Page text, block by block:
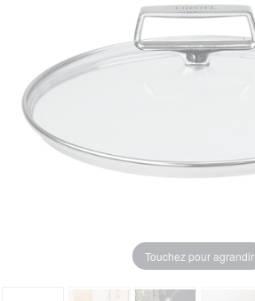
Touchez pour agrandir